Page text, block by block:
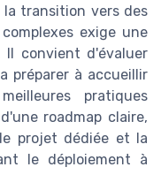
la transition vers des
exige une
Il convient d'évaluer
préparer à accueillir
pratiques
roadmap claire,
projet dédiée et la
le déploiement à